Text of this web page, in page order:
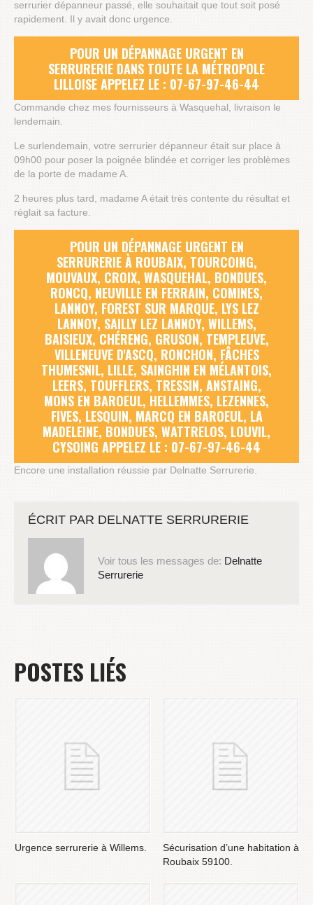
serrurier dépanneur passé, elle souhaitait que tout soit posé
rapidement. Il y avait donc urgence.
POUR UN DÉPANNAGE URGENT EN
SERRURERIE DANS TOUTE LA MÉTROPOLE
LILLOISE APPELEZ LE : 07-67-97-46-44
Commande chez mes fournisseurs à Wasquehal, livraison le
lendemain.
Le surlendemain, votre serrurier dépanneur était sur place à
09h00 pour poser la poignée blindée et corriger les problèmes
de la porte de madame A.
2 heures plus tard, madame A était très contente du résultat et
réglait sa facture.
POUR UN DÉPANNAGE URGENT EN
SERRURERIE À ROUBAIX, TOURCOING,
MOUVAUX, CROIX, WASQUEHAL, BONDUES,
RONCQ, NEUVILLE EN FERRAIN, COMINES,
LANNOY, FOREST SUR MARQUE, LYS LEZ
LANNOY, SAILLY LEZ LANNOY, WILLEMS,
BAISIEUX, CHÉRENG, GRUSON, TEMPLEUVE,
VILLENEUVE D'ASCQ, RONCHON, FÂCHES
THUMESNIL, LILLE, SAINGHIN EN MÉLANTOIS,
LEERS, TOUFFLERS, TRESSIN, ANSTAING,
MONS EN BAROEUL, HELLEMMES, LEZENNES,
FIVES, LESQUIN, MARCQ EN BAROEUL, LA
MADELEINE, BONDUES, WATTRELOS, LOUVIL,
CYSOING APPELEZ LE : 07-67-97-46-44
Encore une installation réussie par Delnatte Serrurerie.
ÉCRIT PAR DELNATTE SERRURERIE
Voir tous les messages de: Delnatte
Serrurerie
POSTES LIÉS
Urgence serrurerie à Willems.
Sécurisation d’une habitation à
Roubaix 59100.